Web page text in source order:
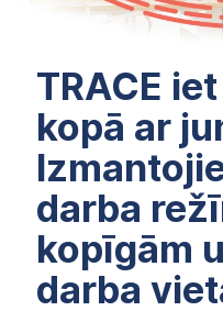
TRACE
kopā ar
darba
kopīgām
darba